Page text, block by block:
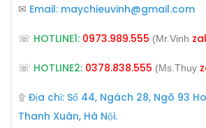
✉ Email: maychieuvinh@gmail.com
☏ HOTLINE1: 0973.989.555 (Mr.Vinh
☏ HOTLINE2: 0378.838.555 (Ms.Thuy
۩ Địa chỉ: Số 44, Ngách 28, Ngõ 93
Thanh Xuân, Hà Nội.